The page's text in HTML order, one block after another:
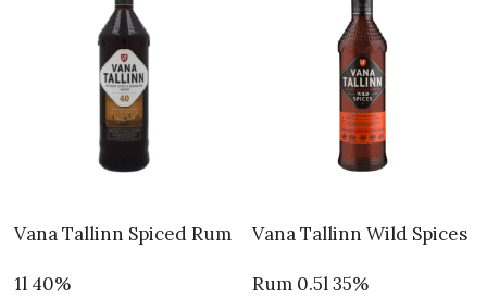
Vana Tallinn Spiced Rum
1l 40%
Vana Tallinn Wild Spices
Rum 0.5l 35%